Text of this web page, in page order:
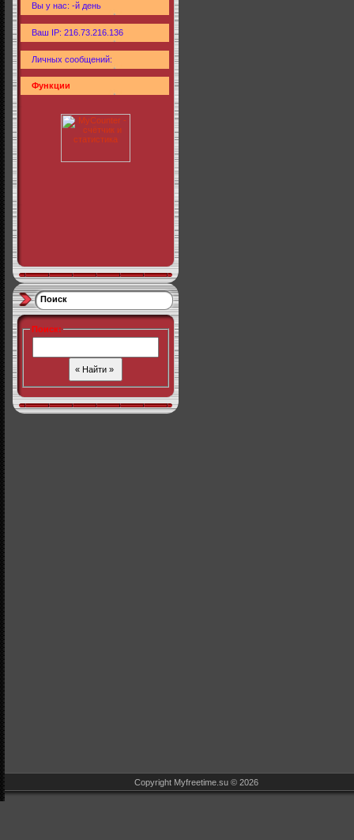
Вы у нас: -й день
Ваш IP: 216.73.216.136
Личных сообщений:
Функции
Поиск
Поиск:
Copyright Myfreetime.su © 2026